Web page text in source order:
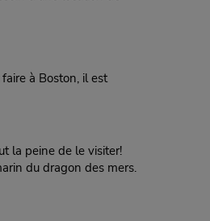
6.27 mille
à Boston, il est
la peine de le visiter!
du dragon des mers.